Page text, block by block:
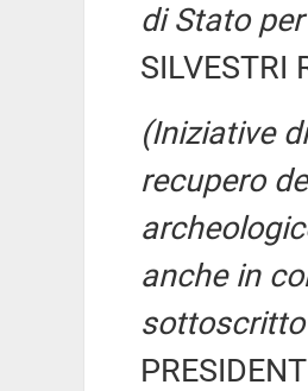
di Stato
SILVESTRI
(Iniziative
recupero
anche in
sottoscritto